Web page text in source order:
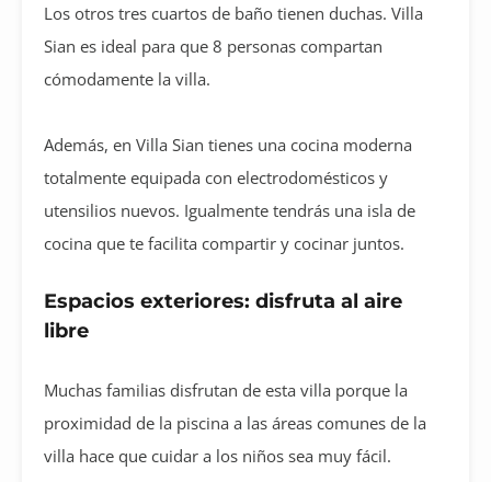
Los otros tres cuartos de baño tienen duchas. Villa
Sian es ideal para que 8 personas compartan
cómodamente la villa.
Además, en Villa Sian tienes una cocina moderna
totalmente equipada con electrodomésticos y
utensilios nuevos. Igualmente tendrás una isla de
cocina que te facilita compartir y cocinar juntos.
Espacios exteriores: disfruta al aire
libre
Muchas familias disfrutan de esta villa porque la
proximidad de la piscina a las áreas comunes de la
villa hace que cuidar a los niños sea muy fácil.